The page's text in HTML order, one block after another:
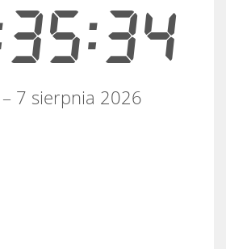
7 sierpnia 2026